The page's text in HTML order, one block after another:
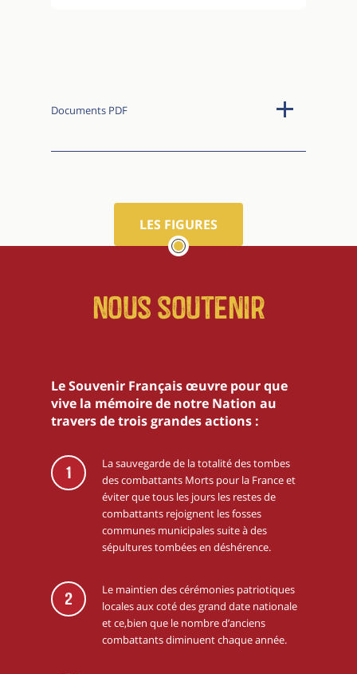
Documents PDF
LES FIGURES
Nous soutenir
Le Souvenir Français œuvre pour que
vive la mémoire de notre Nation au
travers de trois grandes actions :
1
La sauvegarde de la totalité des tombes
des combattants Morts pour la France et
éviter que tous les jours les restes de
combattants rejoignent les fosses
communes municipales suite à des
sépultures tombées en déshérence.
2
Le maintien des cérémonies patriotiques
locales aux coté des grand date nationale
et ce,bien que le nombre d’anciens
combattants diminuent chaque année.